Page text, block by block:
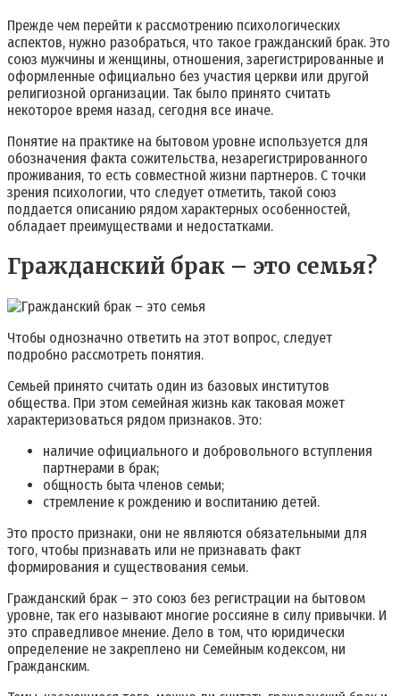
Прежде чем перейти к рассмотрению психологических
аспектов, нужно разобраться, что такое гражданский брак. Это
союз мужчины и женщины, отношения, зарегистрированные и
оформленные официально без участия церкви или другой
религиозной организации. Так было принято считать
некоторое время назад, сегодня все иначе.
Понятие на практике на бытовом уровне используется для
обозначения факта сожительства, незарегистрированного
проживания, то есть совместной жизни партнеров. С точки
зрения психологии, что следует отметить, такой союз
поддается описанию рядом характерных особенностей,
обладает преимуществами и недостатками.
Гражданский брак – это семья?
Чтобы однозначно ответить на этот вопрос, следует
подробно рассмотреть понятия.
Семьей принято считать один из базовых институтов
общества. При этом семейная жизнь как таковая может
характеризоваться рядом признаков. Это:
наличие официального и добровольного вступления
партнерами в брак;
общность быта членов семьи;
стремление к рождению и воспитанию детей.
Это просто признаки, они не являются обязательными для
того, чтобы признавать или не признавать факт
формирования и существования семьи.
Гражданский брак – это союз без регистрации на бытовом
уровне, так его называют многие россияне в силу привычки. И
это справедливое мнение. Дело в том, что юридически
определение не закреплено ни Семейным кодексом, ни
Гражданским.